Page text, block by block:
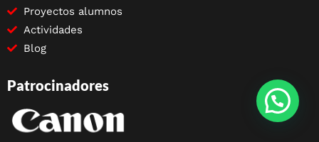
Proyectos alumnos
Actividades
Blog
Patrocinadores